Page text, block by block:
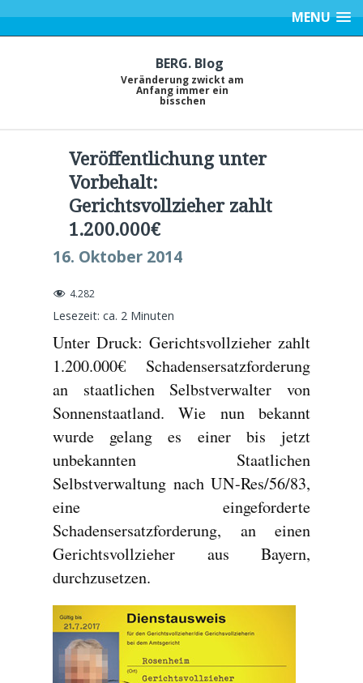
MENU
BERG. Blog
Veränderung zwickt am
Anfang immer ein
bisschen
Veröffentlichung unter
Vorbehalt:
Gerichtsvollzieher zahlt
1.200.000€
16. Oktober 2014
4.282
Lesezeit: ca. 2 Minuten
Unter Druck: Gerichtsvollzieher zahlt
1.200.000€ Schadensersatzforderung
an staatlichen Selbstverwalter von
Sonnenstaatland. Wie nun bekannt
wurde gelang es einer bis jetzt
unbekannten Staatlichen
Selbstverwaltung nach UN-Res/56/83,
eine eingeforderte
Schadensersatzforderung, an einen
Gerichtsvollzieher aus Bayern,
durchzusetzen.